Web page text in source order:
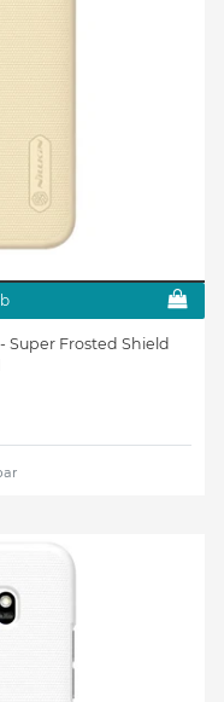
Super Frosted Shield